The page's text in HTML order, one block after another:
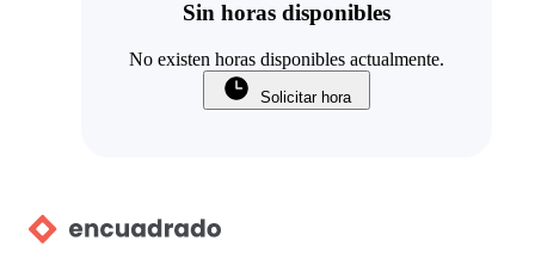
Sin horas disponibles
No existen horas disponibles actualmente.
Solicitar hora